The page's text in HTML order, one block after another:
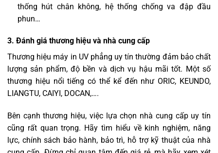
thống hút chân không, hệ thống chống va đập đầu
phun…
3. Đánh giá thương hiệu và nhà cung cấp
Thương hiệu máy in UV phẳng uy tín thường đảm bảo chất
lượng sản phẩm, độ bền và dịch vụ hậu mãi tốt. Một số
thương hiệu nổi tiếng có thể kể đến như ORIC, KEUNDO,
LIANGTU, CAIYI, DOCAN,….
Bên cạnh thương hiệu, việc lựa chọn nhà cung cấp uy tín
cũng rất quan trọng. Hãy tìm hiểu về kinh nghiệm, năng
lực, chính sách bảo hành, bảo trì, hỗ trợ kỹ thuật của nhà